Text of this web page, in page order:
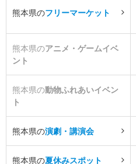
熊本県のフリーマーケット
熊本県のアニメ・ゲームイベ
ント
熊本県の動物ふれあいイベン
ト
熊本県の演劇・講演会
熊本県の夏休みスポット